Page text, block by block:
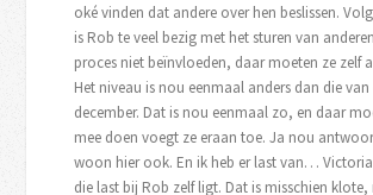
oké vinden dat andere over hen beslissen.
is Rob te veel bezig met het sturen van
proces niet beïnvloeden, daar moeten ze zelf
Het niveau is nou eenmaal anders dan die
december. Dat is nou eenmaal zo, en daar
mee doen voegt ze eraan toe. Ja nou
woon hier ook. En ik heb er last van…
die last bij Rob zelf ligt. Dat is misschien